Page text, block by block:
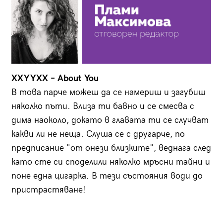
XXYYXX – About You
В това парче можеш да се намериш и загубиш
няколко пъти. Влиза ти бавно и се смесва с
дима наоколо, докато в главата ти се случват
какви ли не неща. Слуша се с другарче, по
предписание "от онези близките", веднага след
като сте си споделили няколко мръсни тайни и
поне една цигарка. В тези състояния води до
пристрастяване!